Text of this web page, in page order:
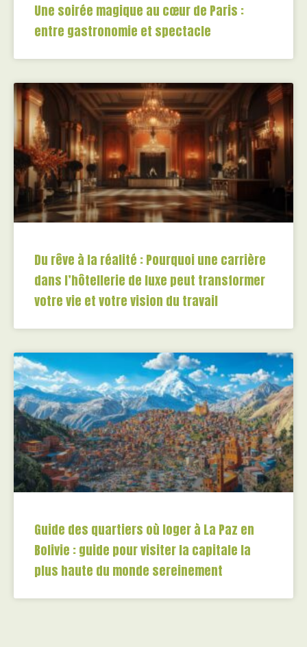
Une soirée magique au cœur de Paris :
entre gastronomie et spectacle
Du rêve à la réalité : Pourquoi une carrière
dans l’hôtellerie de luxe peut transformer
votre vie et votre vision du travail
Guide des quartiers où loger à La Paz en
Bolivie : guide pour visiter la capitale la
plus haute du monde sereinement